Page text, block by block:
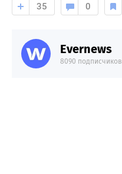
35 0
Evernews
8090 подписчиков